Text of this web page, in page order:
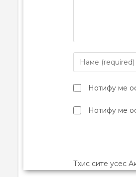
Нотифy ме
Нотифy ме
Тхис сите усес